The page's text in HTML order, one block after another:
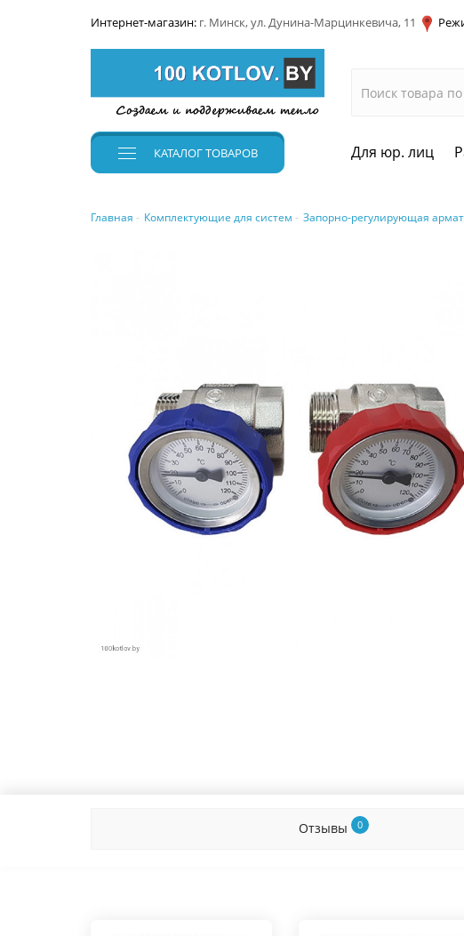
Интернет-магазин: г. Минск, ул. Дунина-Марцинкевича, 11
КАТАЛОГТОВАРОВ Для юр. лиц
Главная Комплектующие для систем Запорно-регулирующая
Отзывы 0